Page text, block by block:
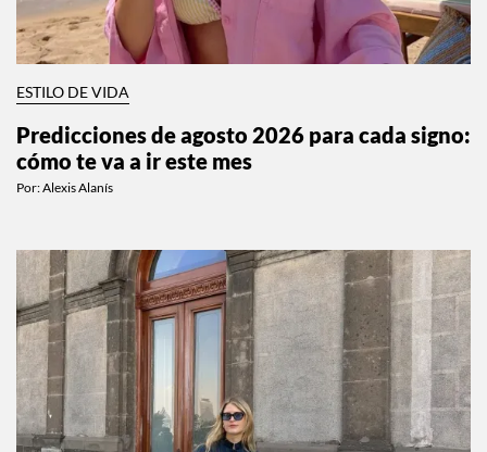
ESTILO DE VIDA
Predicciones de agosto 2026 para cada signo:
cómo te va a ir este mes
Por:Alexis Alanís